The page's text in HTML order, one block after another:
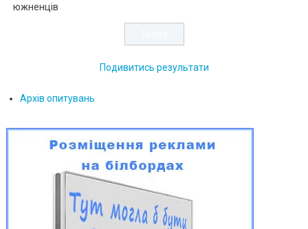
южненців
Подивитись результати
Архів опитувань